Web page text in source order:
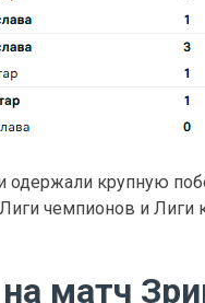
одержали крупную
чемпионов и Лиги
матч